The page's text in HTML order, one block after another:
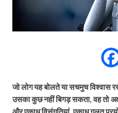
जो लोग यह बोलते या सचमुच विश्वास
उसका कुछ नहीं बिगड़ सकता, वह तो